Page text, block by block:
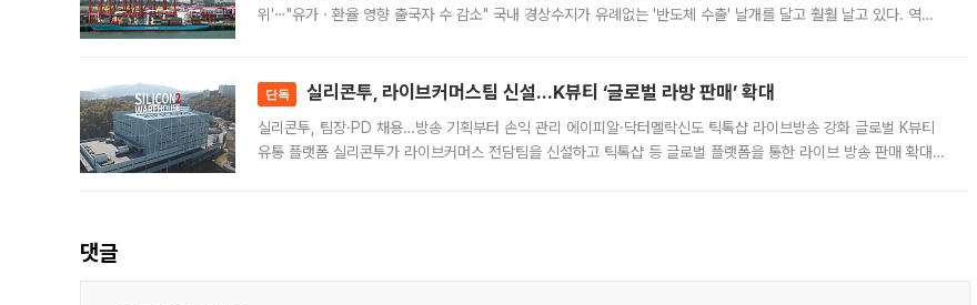
위'⋯"유가ㆍ환율 영향 출국자 수 감소" 국내 경상수지가 유례없는 '반도체 수출' 날개를 달고 훨훨 날고 있다. 역대
단독 실리콘투, 라이브커머스팀 신설…K뷰티 ‘글로벌 라방 판매’ 확대
실리콘투, 팀장·PD 채용…방송 기획부터 손익 관리 에이피알·닥터멜락신도 틱톡샵 라이브방송 강화 글로벌 K뷰티
유통 플랫폼 실리콘투가 라이브커머스 전담팀을 신설하고 틱톡샵 등 글로벌 플랫폼을 통한 라이브 방송 판매 확대에
댓글